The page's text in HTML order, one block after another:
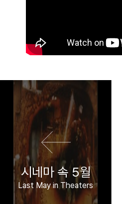
이전 영화
시네마 속 5월
Last May in Theaters